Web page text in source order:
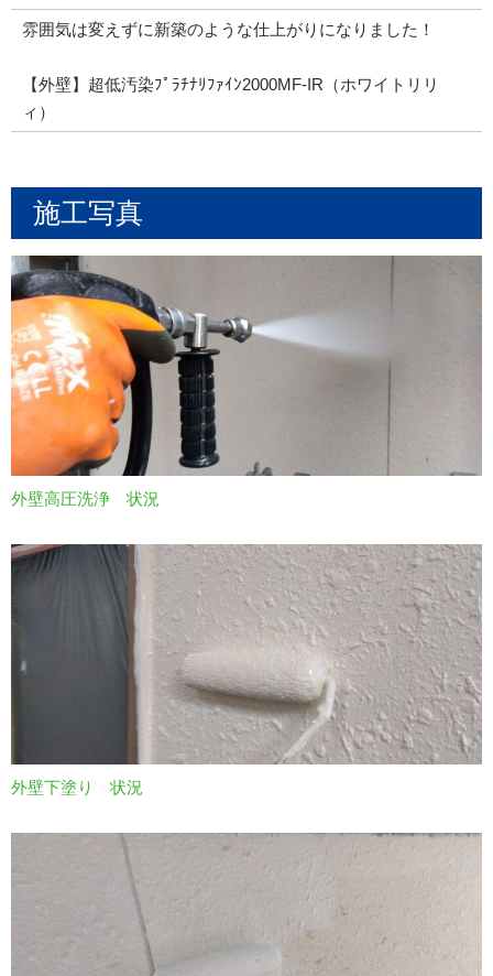
雰囲気は変えずに新築のような仕上がりになりました！
【外壁】超低汚染ﾌﾟﾗﾁﾅﾘﾌｧｲﾝ2000MF-IR（ホワイトリリ
ィ）
施工写真
外壁高圧洗浄 状況
外壁下塗り 状況